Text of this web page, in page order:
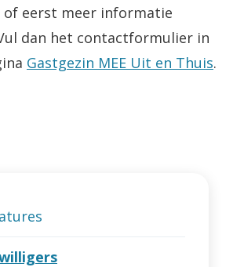
of eerst meer informatie
dan het contactformulier in
Gastgezin MEE Uit en Thuis.